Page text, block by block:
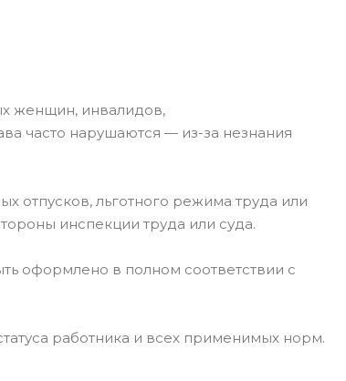
женщин, инвалидов,
часто нарушаются — из-за незнания
отпусков, льготного режима труда или
инспекции труда или суда.
оформлено в полном соответствии с
работника и всех применимых норм.